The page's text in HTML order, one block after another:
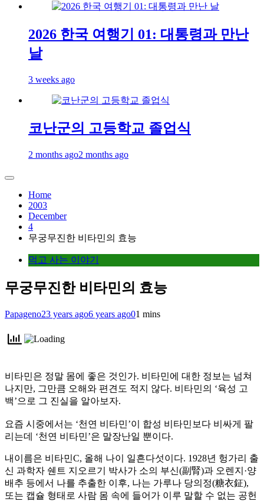
2026 한국 여행기 01: 대통령과 만난
날
3 weeks ago
코난군의 고등학교 졸업식
2 months ago2 months ago
Home
2003
December
4
무궁무진한 비타민의 효능
먹고 사는 이야기
무궁무진한 비타민의 효능
Papageno23 years ago6 years ago01 mins
비타민은 정말 몸에 좋은 것인가. 비타민에 대한 정보는 넘쳐
나지만, 그만큼 오해와 편견도 적지 않다. 비타민의 ‘육성 고
백’으로 그 진실을 알아보자.
요즘 시중에서는 ‘천연 비타민’이 합성 비타민보다 비싸게 팔
리는데 ‘천연 비타민’은 말장난일 뿐이다.
내이름은 비타민C, 올해 나이 일흔다섯이다. 1928년 헝가리 출
신 과학자 쉔트 지오르기 박사가 소의 부신(副腎)과 오렌지·양
배추 등에서 나를 추출한 이후, 나는 가루나 당의정(糖衣鉦),
또는 캡슐 형태로 사람 몸 속에 들어가 이루 말할 수 없는 공헌